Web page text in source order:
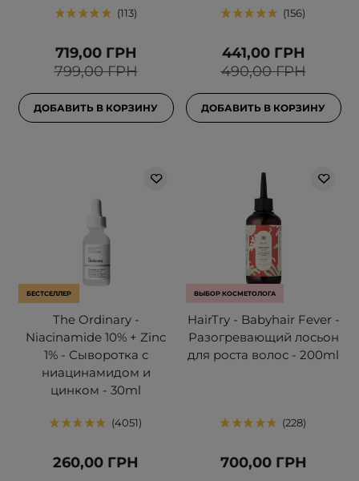
113
799,00 ГРН
719,00 ГРН
ДОБАВИТЬ В КОРЗИНУ
156
490,00 ГРН
441,00 ГРН
ДОБАВИТЬ В КОРЗИНУ
БЕСТСЕЛЛЕР
The Ordinary -
Niacinamide 10% + Zinc
1% - Сыворотка с
ниацинамидом и
цинком - 30ml
4051
260,00 ГРН
ВЫБОР КОСМЕТОЛОГА
HairTry - Babyhair Fever -
Разогревающий лосьон
для роста волос - 200ml
228
700,00 ГРН